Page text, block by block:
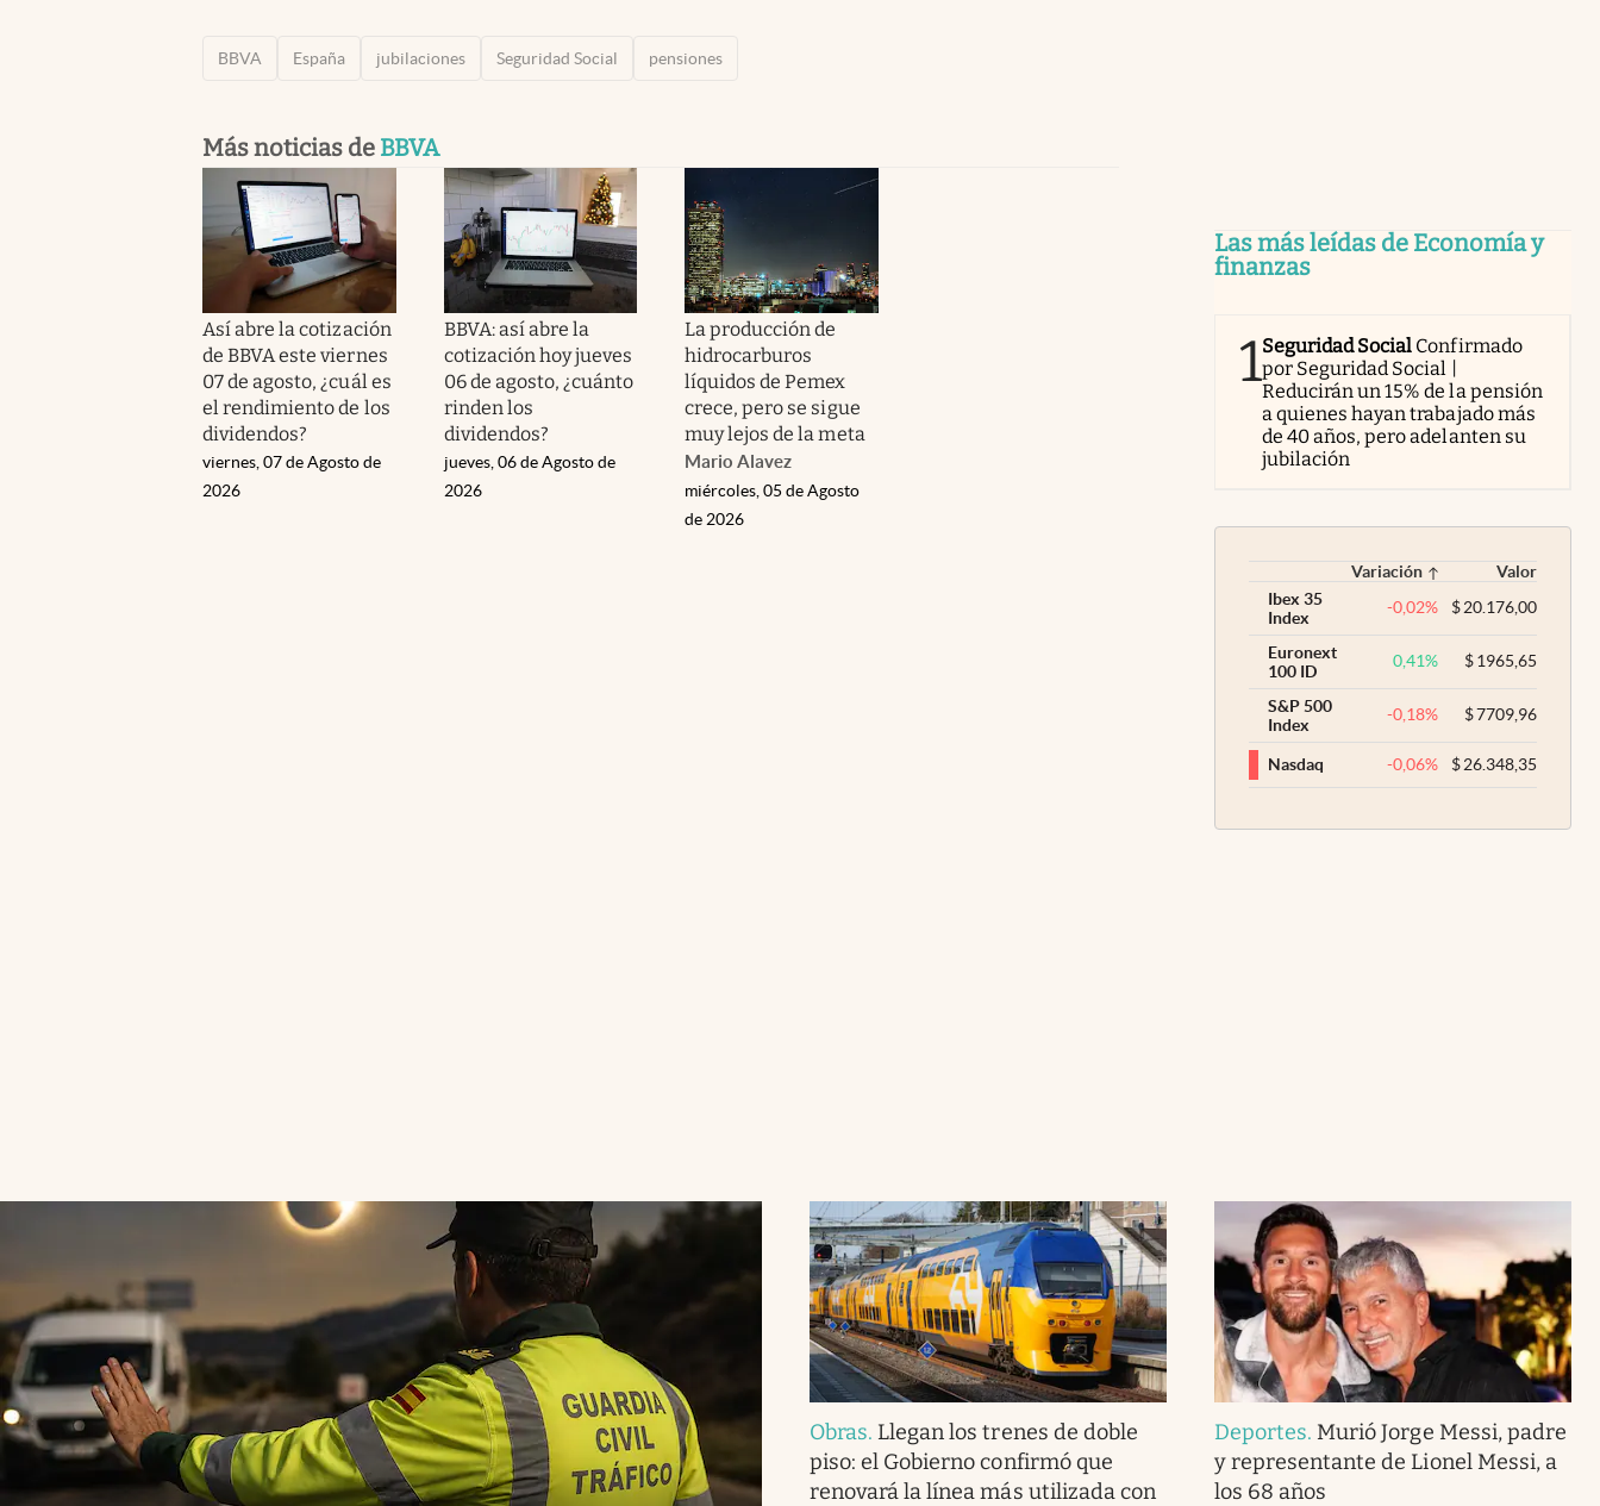
BBVA España jubilaciones Seguridad Social pensiones
Más noticias de BBVA
Así abre la cotización
de BBVA este viernes
07 de agosto, ¿cuál es
el rendimiento de los
dividendos?
viernes, 07 de Agosto de
2026
BBVA: así abre la
cotización hoy jueves
06 de agosto, ¿cuánto
rinden los
dividendos?
jueves, 06 de Agosto de
2026
La producción de
hidrocarburos
líquidos de Pemex
crece, pero se sigue
muy lejos de la meta
Mario Alavez
miércoles, 05 de Agosto
de 2026
Las más leídas de Economía y
finanzas
1Seguridad Social Confirmado
por Seguridad Social |
Reducirán un 15% de la pensión
a quienes hayan trabajado más
de 40 años, pero adelanten su
jubilación
Variación
Valor
Ibex 35
Index
-0,02% $20.176,00
Euronext
100 ID
0,41% $1965,65
S&P 500
Index
-0,18% $7709,96
Nasdaq -0,06% $26.348,35
Obras. Llegan los trenes de doble
piso: el Gobierno confirmó que
renovará la línea más utilizada con
Deportes. Murió Jorge Messi, padre
y representante de Lionel Messi, a
los 68 años